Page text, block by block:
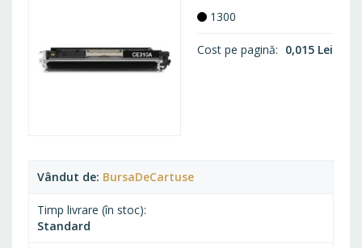
Vândut de BursaDeCartuse
Timp livrare (în stoc)
Standard
1300
Cost pe pagină 0,015 Lei